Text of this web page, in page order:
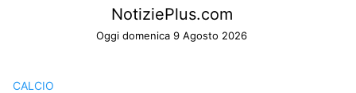
NotiziePlus.com
Oggi domenica 9 Agosto 2026
CALCIO